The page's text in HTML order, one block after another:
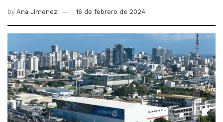
by Ana Jimenez 16 de febrero de 2024